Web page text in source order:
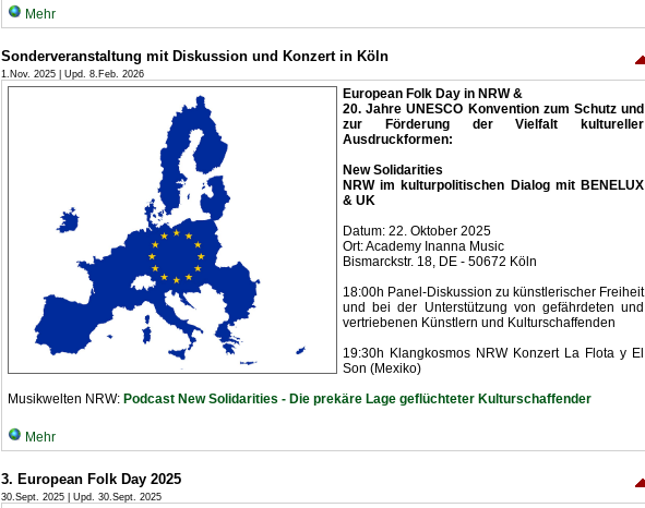
Mehr
Sonderveranstaltung mit Diskussion und Konzert in Köln
1.Nov. 2025 | Upd. 8.Feb. 2026
European Folk Day in NRW &
20. Jahre UNESCO Konvention zum Schutz und
zur Förderung der Vielfalt kultureller
Ausdruckformen:
New Solidarities
NRW im kulturpolitischen Dialog mit BENELUX
& UK
Datum: 22. Oktober 2025
Ort: Academy Inanna Music
Bismarckstr. 18, DE - 50672 Köln
18:00h Panel-Diskussion zu künstlerischer Freiheit
und bei der Unterstützung von gefährdeten und
vertriebenen Künstlern und Kulturschaffenden
19:30h Klangkosmos NRW Konzert La Flota y El
Son (Mexiko)
Musikwelten NRW: Podcast New Solidarities - Die prekäre Lage geflüchteter Kulturschaffender
Mehr
3. European Folk Day 2025
30.Sept. 2025 | Upd. 30.Sept. 2025